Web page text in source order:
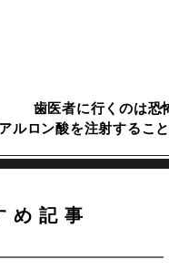
歯医者に行くのは恐
ルロン酸を注射するこ
め記事